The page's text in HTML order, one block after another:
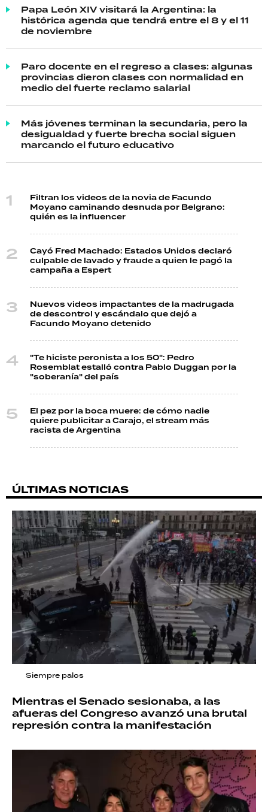
Papa León XIV visitará la Argentina: la
histórica agenda que tendrá entre el 8 y el 11
de noviembre
Paro docente en el regreso a clases: algunas
provincias dieron clases con normalidad en
medio del fuerte reclamo salarial
Más jóvenes terminan la secundaria, pero la
desigualdad y fuerte brecha social siguen
marcando el futuro educativo
Filtran los videos de la novia de Facundo
Moyano caminando desnuda por Belgrano:
quién es la influencer
Cayó Fred Machado: Estados Unidos declaró
culpable de lavado y fraude a quien le pagó la
campaña a Espert
Nuevos videos impactantes de la madrugada
de descontrol y escándalo que dejó a
Facundo Moyano detenido
"Te hiciste peronista a los 50": Pedro
Rosemblat estalló contra Pablo Duggan por la
"soberanía" del país
El pez por la boca muere: de cómo nadie
quiere publicitar a Carajo, el stream más
racista de Argentina
ÚLTIMAS NOTICIAS
Siempre palos
Mientras el Senado sesionaba, a las
afueras del Congreso avanzó una brutal
represión contra la manifestación